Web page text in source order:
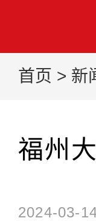
首页 > 新
福州
2024-03-